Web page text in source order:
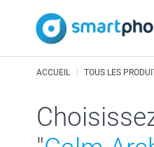
ACCUEIL TOUS LES